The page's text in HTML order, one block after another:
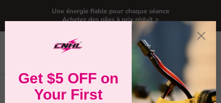
Une énergie fiable pour chaque séance
Achetez des piles à prix réduit >
Accueil Meilleure batterie pour Traxxas TRX4M